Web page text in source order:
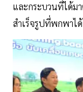
และกระบวนที่ได้ม
สำเร็จรูปที่พกพาไ